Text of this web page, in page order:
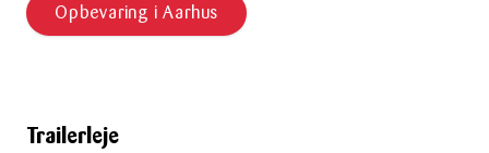
Opbevaring i Aarhus
Trailerleje